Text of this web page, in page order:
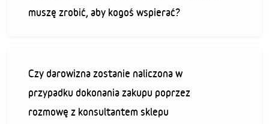
muszę zrobić, aby kogoś wspierać?
Czy darowizna zostanie naliczona w
przypadku dokonania zakupu poprzez
rozmowę z konsultantem sklepu